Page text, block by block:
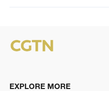
EXPLORE MORE